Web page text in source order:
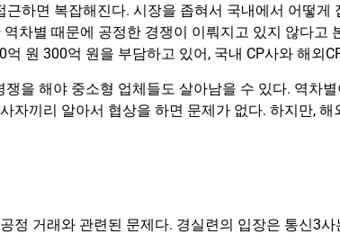
근하면 복잡해진다. 시장을 좁혀서 국내에서 어떻
차별 때문에 공정한 경쟁이 이뤄지고 있지 않다고
원 300억 원을 부담하고 있어, 국내 CP사와 해외
을 해야 중소형 업체들도 살아남을 수 있다. 역차
자끼리 알아서 협상을 하면 문제가 없다. 하지만,
정 거래와 관련된 문제다. 경실련의 입장은 통신3